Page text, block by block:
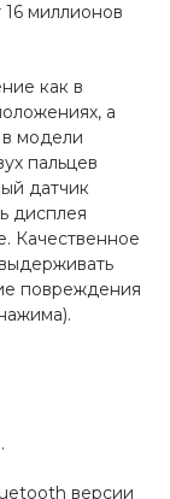
миллионов
как в
а
модели
пальцев
датчик
дисплея
Качественное
повреждения
версии